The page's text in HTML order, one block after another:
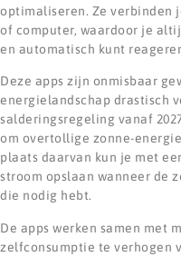
optimaliseren. Ze verbinden
of computer, waardoor je
en automatisch kunt
Deze apps zijn onmisbaar
energielandschap drastisch
salderingsregeling vanaf
om overtollige zonne-
plaats daarvan kun je met
stroom opslaan wanneer de
die nodig hebt.
De apps werken samen met
zelfconsumptie te verhogen